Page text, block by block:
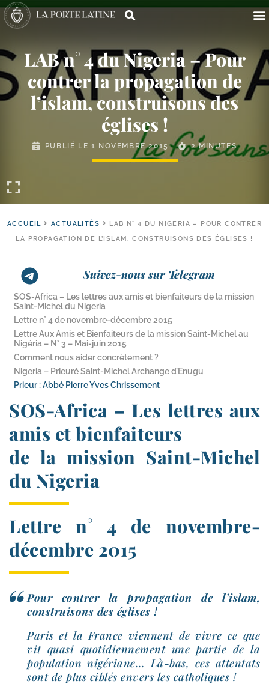
LAB n° 4 du Nigeria – Pour
contrer la propagation de
l’islam, construisons des
églises !
PUBLIÉ LE 1 NOVEMBRE 2015 2 MINUTES
ACCUEIL ACTUALITÉS
LAB N° 4 DU NIGERIA – POUR CONTRER
LA PROPAGATION DE L’ISLAM, CONSTRUISONS DES ÉGLISES !
Suivez-nous sur Telegram
SOS-​Africa – Les lettres aux amis et bienfaiteurs de la mission
Saint-​Michel du Nigeria
Lettre n° 4 de novembre-​décembre 2015
Lettre Aux Amis et Bienfaiteurs de la mission Saint-​Michel au
Nigéria – N° 3 – Mai-​juin 2015
Comment nous aider concrètement ?
Nigeria – Prieuré Saint-​Michel Archange d’Enugu
Prieur : Abbé Pierre Yves Chrissement
SOS-​Africa – Les lettres aux
amis et bienfaiteurs
de la mission Saint-​Michel
du Nigeria
Lettre n° 4 de novembre-​
décembre 2015
Pour contrer la pro­pa­ga­tion de l’is­lam,
construi­sons des églises !
Paris et la France viennent de vivre ce que
vit qua­si quo­ti­dien­ne­ment une par­tie de la
popu­la­tion nigé­riane… Là-​bas, ces atten­tats
sont de plus ciblés envers les catholiques !